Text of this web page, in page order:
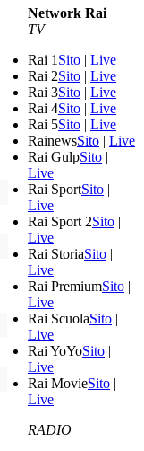
Network Rai
TV
Rai 1 Sito | Live
Rai 2Sito | Live
Rai 3Sito | Live
Rai 4Sito | Live
Rai 5Sito | Live
RainewsSito | Live
Rai GulpSito |
Live
Rai SportSito |
Live
Rai Sport 2Sito |
Live
Rai StoriaSito |
Live
Rai PremiumSito |
Live
Rai ScuolaSito |
Live
Rai YoYoSito |
Live
Rai MovieSito |
Live
RADIO